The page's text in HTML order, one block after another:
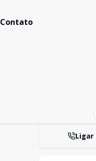
Contato
Ligar